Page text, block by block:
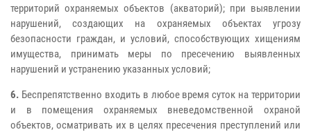
территорий охраняемых объектов (акваторий); при выявлении
нарушений, создающих на охраняемых объектах угрозу
безопасности граждан, и условий, способствующих хищениям
имущества, принимать меры по пресечению выявленных
нарушений и устранению указанных условий;
6. Беспрепятственно входить в любое время суток на территории
и в помещения охраняемых вневедомственной охраной
объектов, осматривать их в целях пресечения преступлений или